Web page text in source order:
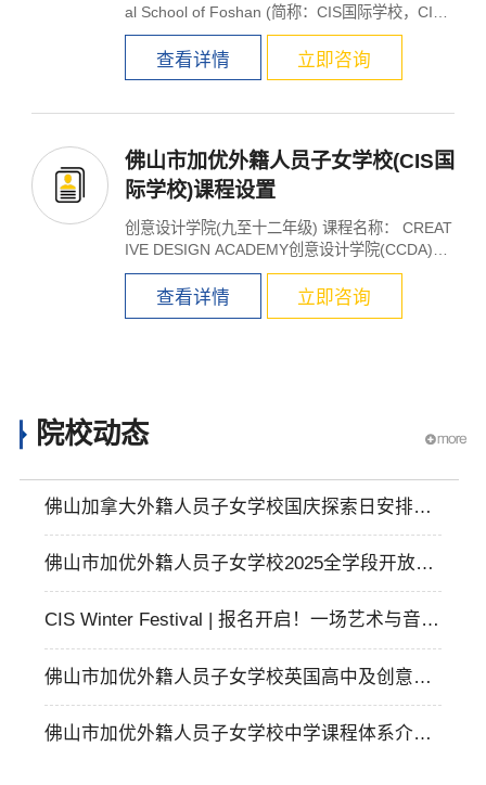
al School of Foshan (简称：CIS国际学校，CIS)
是加拿大...
查看详情 立即咨询
佛山市加优外籍人员子女学校(CIS国
际学校)课程设置
创意设计学院(九至十二年级) 课程名称： CREAT
IVE DESIGN ACADEMY创意设计学院(CCDA)、
A-l...
查看详情 立即咨询
院校动态
佛山加拿大外籍人员子女学校国庆探索日安排，
欢迎小初高学生参加！
佛山市加优外籍人员子女学校2025全学段开放日
报名！
CIS Winter Festival | 报名开启！一场艺术与音乐
融合的爱心冬季庆典
佛山市加优外籍人员子女学校英国高中及创意设
计学院课程介绍
佛山市加优外籍人员子女学校中学课程体系介绍